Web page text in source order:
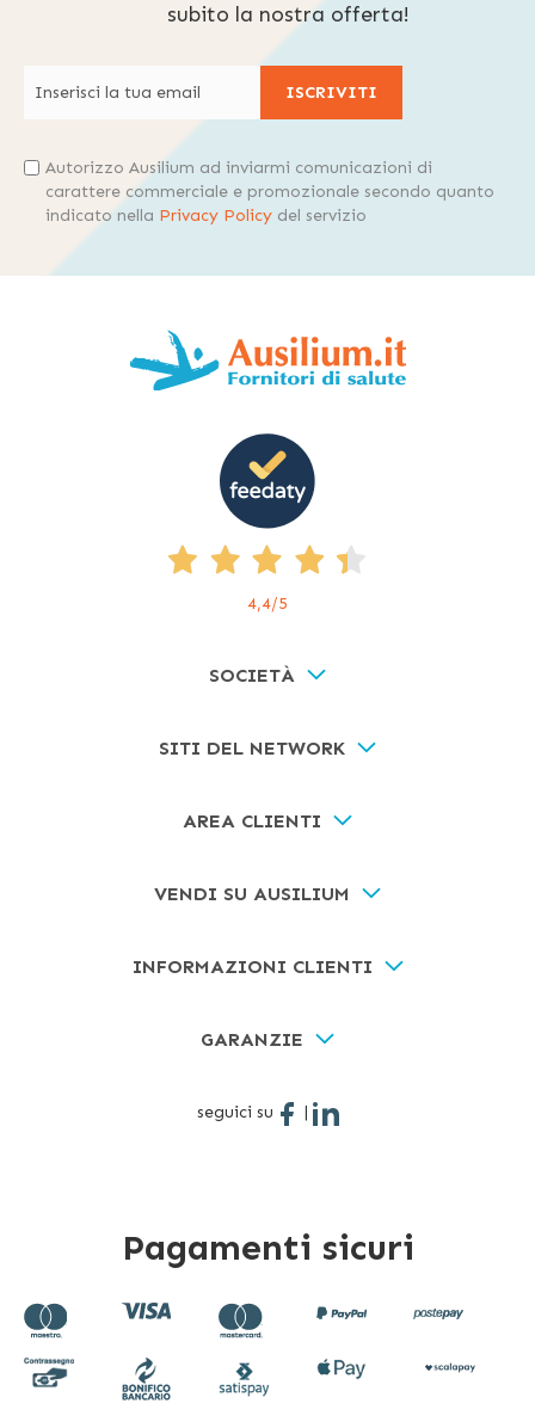
subito la nostra offerta!
ISCRIVITI
Autorizzo Ausilium ad inviarmi comunicazioni di
carattere commerciale e promozionale secondo quanto
indicato nella Privacy Policy del servizio
4,4/5
SOCIETÀ
SITI DEL NETWORK
AREA CLIENTI
VENDI SU AUSILIUM
INFORMAZIONI CLIENTI
GARANZIE
seguici su |
Pagamenti sicuri